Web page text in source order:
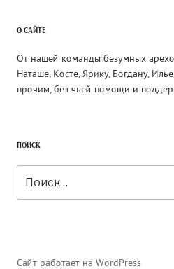
О САЙТЕ
От нашей команды безумных
Наташе, Косте, Ярику, Богдану,
прочим, без чьей помощи и
ПОИСК
Сайт работает на WordPress